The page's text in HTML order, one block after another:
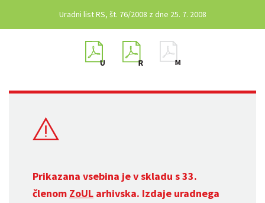
Uradni list RS, št. 76/2008 z dne 25. 7. 2008
Prikazana vsebina je v skladu s 33.
členom ZoUL arhivska. Izdaje uradnega